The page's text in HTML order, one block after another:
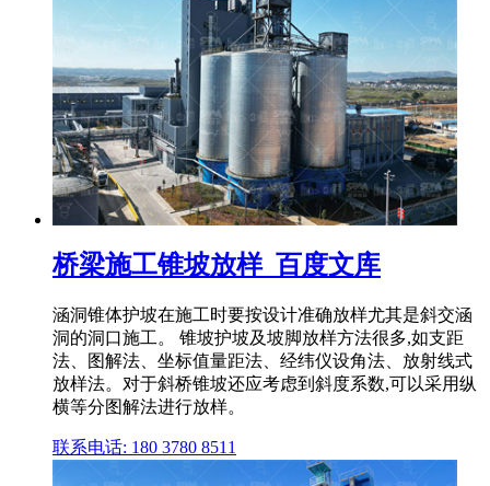
桥梁施工锥坡放样_百度文库
涵洞锥体护坡在施工时要按设计准确放样尤其是斜交涵
洞的洞口施工。 锥坡护坡及坡脚放样方法很多,如支距
法、图解法、坐标值量距法、经纬仪设角法、放射线式
放样法。对于斜桥锥坡还应考虑到斜度系数,可以采用纵
横等分图解法进行放样。
联系电话: 180 3780 8511